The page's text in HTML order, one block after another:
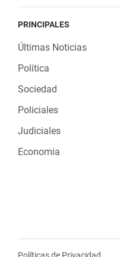
PRINCIPALES
Últimas Noticias
Política
Sociedad
Policiales
Judiciales
Economia